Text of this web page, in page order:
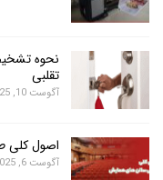
نحوه تشخیص کیفیت
تقلبی
آگوست 10, 2025
اصول کلی طراحی
آگوست 6, 2025